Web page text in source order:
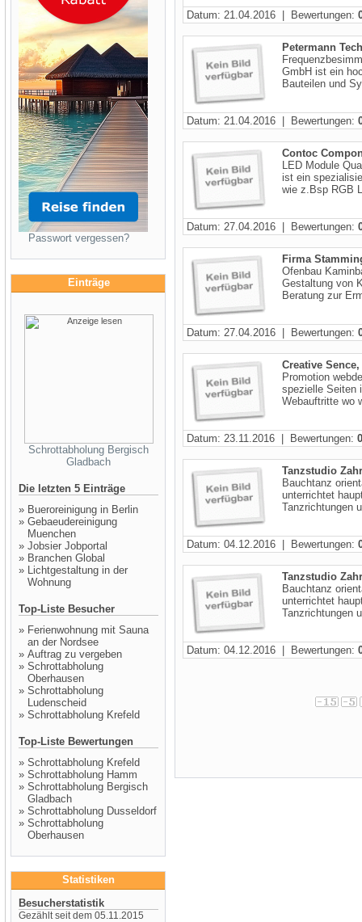
Passwort vergessen?
Einträge
Schrottabholung Bergisch
Gladbach
Die letzten 5 Einträge
» Bueroreinigung in Berlin
» Gebaeudereinigung
Muenchen
» Jobsier Jobportal
» Branchen Global
» Lichtgestaltung in der
Wohnung
Top-Liste Besucher
» Ferienwohnung mit Sauna
an der Nordsee
» Auftrag zu vergeben
» Schrottabholung
Oberhausen
» Schrottabholung
Ludenscheid
» Schrottabholung Krefeld
Top-Liste Bewertungen
» Schrottabholung Krefeld
» Schrottabholung Hamm
» Schrottabholung Bergisch
Gladbach
» Schrottabholung Dusseldorf
» Schrottabholung
Oberhausen
Statistiken
Besucherstatistik
Gezählt seit dem 05.11.2015
Datum: 21.04.2016 | Bewertungen:
Petermann
GmbH ist ein
Bauteilen und
Datum: 21.04.2016 | Bewertungen:
Contoc
LED Module
ist ein
wie z.Bsp RGB
Datum: 27.04.2016 | Bewertungen:
Firma
Ofenbau
Gestaltung von
Beratung zur
Datum: 27.04.2016 | Bewertungen:
Creative
Promotion
spezielle Seiten
Webauftritte wo
Datum: 23.11.2016 | Bewertungen: 0
Tanzstudio
Bauchtanz
unterrichtet
Tanzrichtungen
Datum: 04.12.2016 | Bewertungen:
Tanzstudio
Bauchtanz
unterrichtet
Tanzrichtungen
Datum: 04.12.2016 | Bewertungen: